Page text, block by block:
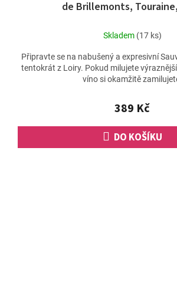
de Brillemonts,
Skladem (17 ks)
389 Kč
DO KOŠÍKU
Připravte se na nabušený a expresivní
tentokrát z Loiry. Pokud milujete
víno si okamžitě